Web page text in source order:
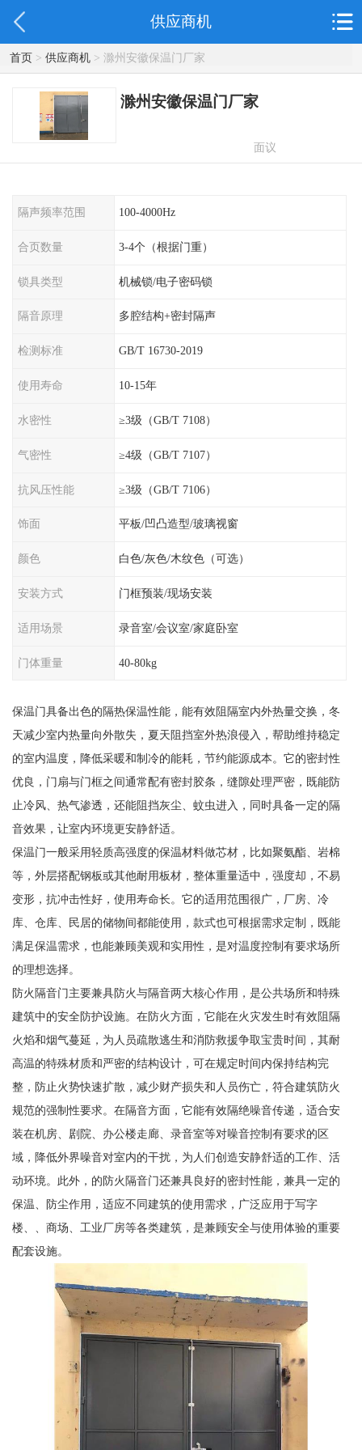
供应商机
首页> 供应商机> 滁州安徽保温门厂家
滁州安徽保温门厂家
面议
隔声频率范围 100-4000Hz
合页数量 3-4个（根据门重）
锁具类型 机械锁/电子密码锁
隔音原理 多腔结构+密封隔声
检测标准 GB/T 16730-2019
使用寿命 10-15年
水密性 ≥3级（GB/T 7108）
气密性 ≥4级（GB/T 7107）
抗风压性能 ≥3级（GB/T 7106）
饰面 平板/凹凸造型/玻璃视窗
颜色 白色/灰色/木纹色（可选）
安装方式 门框预装/现场安装
适用场景 录音室/会议室/家庭卧室
门体重量 40-80kg
保温门具备出色的隔热保温性能，能有效阻隔室内外热量交换，冬
天减少室内热量向外散失，夏天阻挡室外热浪侵入，帮助维持稳定
的室内温度，降低采暖和制冷的能耗，节约能源成本。它的密封性
优良，门扇与门框之间通常配有密封胶条，缝隙处理严密，既能防
止冷风、热气渗透，还能阻挡灰尘、蚊虫进入，同时具备一定的隔
音效果，让室内环境更安静舒适。
保温门一般采用轻质高强度的保温材料做芯材，比如聚氨酯、岩棉
等，外层搭配钢板或其他耐用板材，整体重量适中，强度却，不易
变形，抗冲击性好，使用寿命长。它的适用范围很广，厂房、冷
库、仓库、民居的储物间都能使用，款式也可根据需求定制，既能
满足保温需求，也能兼顾美观和实用性，是对温度控制有要求场所
的理想选择。
防火隔音门主要兼具防火与隔音两大核心作用，是公共场所和特殊
建筑中的安全防护设施。在防火方面，它能在火灾发生时有效阻隔
火焰和烟气蔓延，为人员疏散逃生和消防救援争取宝贵时间，其耐
高温的特殊材质和严密的结构设计，可在规定时间内保持结构完
整，防止火势快速扩散，减少财产损失和人员伤亡，符合建筑防火
规范的强制性要求。在隔音方面，它能有效隔绝噪音传递，适合安
装在机房、剧院、办公楼走廊、录音室等对噪音控制有要求的区
域，降低外界噪音对室内的干扰，为人们创造安静舒适的工作、活
动环境。此外，的防火隔音门还兼具良好的密封性能，兼具一定的
保温、防尘作用，适应不同建筑的使用需求，广泛应用于写字
楼、、商场、工业厂房等各类建筑，是兼顾安全与使用体验的重要
配套设施。